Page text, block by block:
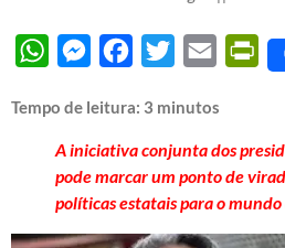
WhatsAppMessengerFacebook
Twitter Email
Tempo de leitura: 3 minutos
A iniciativa conjunta dos
pode marcar um ponto de
políticas estatais para o